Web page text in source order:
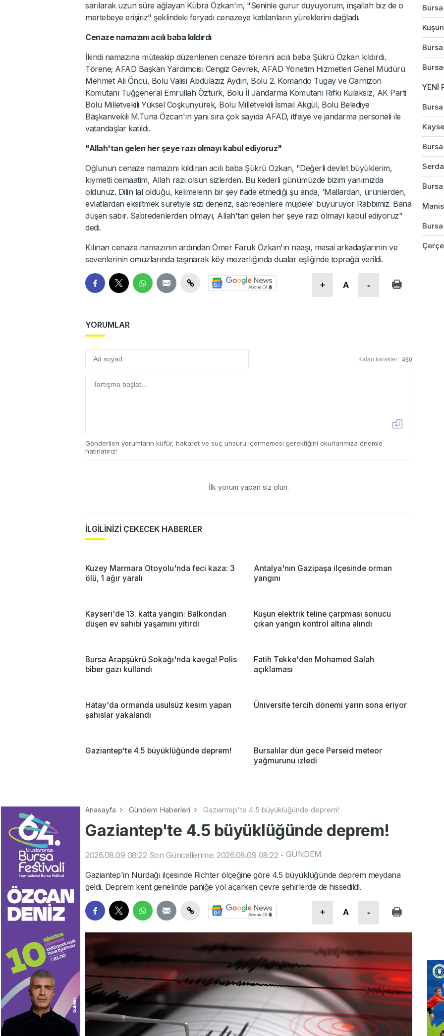
sarılarak uzun süre ağlayan Kübra Özkan'ın, "Seninle gurur duyuyorum, inşallah biz de o
mertebeye erişiriz" şeklindeki feryadı cenazeye katılanların yüreklerini dağladı.
Cenaze namazını acılı baba kıldırdı
İkindi namazına müteakip düzenlenen cenaze törenini acılı baba Şükrü Özkan kıldırdı.
Törene; AFAD Başkan Yardımcısı Cengiz Gevrek, AFAD Yönetim Hizmetleri Genel Müdürü
Mehmet Ali Öncü, Bolu Valisi Abdülaziz Aydın, Bolu 2. Komando Tugay ve Garnizon
Komutanı Tuğgeneral Emrullah Öztürk, Bolu İl Jandarma Komutanı Rıfkı Kulaksız, AK Parti
Bolu Milletvekili Yüksel Coşkunyürek, Bolu Milletvekili İsmail Akgül, Bolu Belediye
Başkanvekili M.Tuna Özcan'ın yanı sıra çok sayıda AFAD, itfaiye ve jandarma personeli ile
vatandaşlar katıldı.
"Allah'tan gelen her şeye razı olmayı kabul ediyoruz"
Oğlunun cenaze namazını kıldıran acılı baba Şükrü Özkan, "Değerli devlet büyüklerim,
kıymetli cemaatim, Allah razı olsun sizlerden. Bu kederli günümüzde bizim yanımızda
oldunuz. Dilin lal olduğu, kelimelerin bir şey ifade etmediği şu anda, 'Mallardan, ürünlerden,
evlatlardan eksiltmek suretiyle sizi deneriz, sabredenlere müjdele' buyuruyor Rabbimiz. Bana
düşen sabır. Sabredenlerden olmayı, Allah'tan gelen her şeye razı olmayı kabul ediyoruz"
dedi.
Kılınan cenaze namazının ardından Ömer Faruk Özkan'ın naaşı, mesai arkadaşlarının ve
sevenlerinin omuzlarında taşınarak köy mezarlığında dualar eşliğinde toprağa verildi.
+ A -
YORUMLAR
Kalan karakter : 450
Gönderilen yorumların küfür, hakaret ve suç unsuru içermemesi gerektiğini okurlarımıza önemle
hatırlatırız!
İlk yorum yapan siz olun.
İLGİLİNİZİ ÇEKECEK HABERLER
Kuzey Marmara Otoyolu'nda feci kaza: 3
ölü, 1 ağır yaralı
Antalya'nın Gazipaşa ilçesinde orman
yangını
Kayseri'de 13. katta yangın: Balkondan
düşen ev sahibi yaşamını yitirdi
Kuşun elektrik teline çarpması sonucu
çıkan yangın kontrol altına alındı
Bursa Arapşükrü Sokağı'nda kavga! Polis
biber gazı kullandı
Fatih Tekke'den Mohamed Salah
açıklaması
Hatay'da ormanda usulsüz kesim yapan
şahıslar yakalandı
Üniversite tercih dönemi yarın sona eriyor
Gaziantep'te 4.5 büyüklüğünde deprem!
Bursalılar dün gece Perseid meteor
yağmurunu izledi
YENİ
Anasayfa Gündem Haberleri Gaziantep'te 4.5 büyüklüğünde deprem!
Gaziantep'te 4.5 büyüklüğünde deprem!
2026.08.09 08:22 Son Güncellenme: 2026.08.09 08:22 - GÜNDEM
Gaziantep'in Nurdağı ilçesinde Richter ölçeğine göre 4.5 büyüklüğünde deprem meydana
geldi. Deprem kent genelinde paniğe yol açarken çevre şehirlerde de hissedildi.
+ A -